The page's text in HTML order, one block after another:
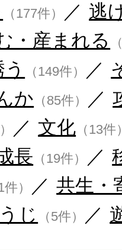
（177件） ／ 逃
・産まれる
（149件） ／
か （85件） ／
／ 文化 （13件
長 （19件） ／
件） ／ 共生・
じ （5件） ／